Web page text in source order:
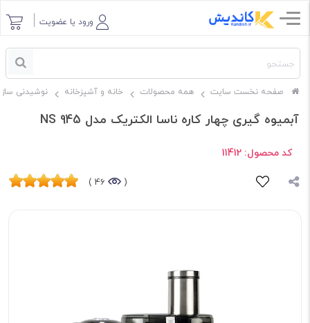
ورود یا عضویت
صفحه نخست سایت همه محصولات خانه و آشپزخانه نوشیدنی ساز
آبمیوه گیری چهار کاره ناسا الکتریک مدل NS 945
کد محصول: 11412
(
46 )